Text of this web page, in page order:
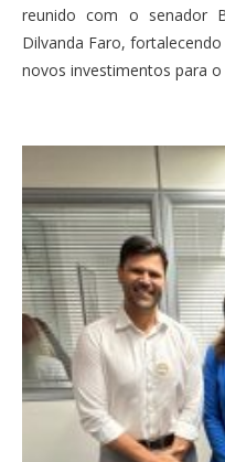
reunido com o senador
Dilvanda Faro,
novos investimentos para o